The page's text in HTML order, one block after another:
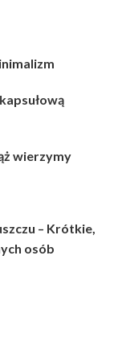
wierzymy
– Krótkie,
osób